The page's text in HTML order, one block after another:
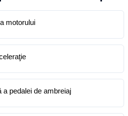
motorului
a pedalei de ambreiaj